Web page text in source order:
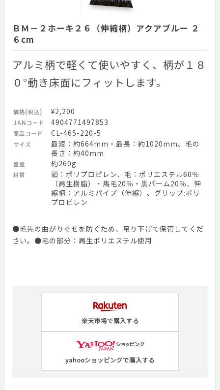
ＢＭ－２ホーキ２６（伸縮柄）アクアブルー ２
６cm
アルミ柄で軽くて使いやすく、柄が１８
０°動き床面にフィットします。
価格(税込) ¥2,200
JANコード 4904771497853
商品コード CL-465-220-5
サイズ
最短：約664mm・最長：約1020mm、毛の
長さ：約40mm
重量 約260g
材質
頭：ポリプロピレン、毛：ポリエステル60％
（再生樹脂）・馬毛20％・黒パーム20％、伸
縮柄：アルミパイプ（伸縮）、グリップ:ポリ
プロピレン
●毛先の曲がりぐせを防ぐため、吊り下げて保管してくだ
さい。●毛の部分：再生ポリエステル使用
楽天市場で購入する
yahooショッピングで購入する